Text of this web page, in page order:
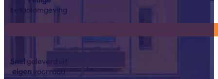
betaalomgeving
Snel geleverd uit
eigen voorraad